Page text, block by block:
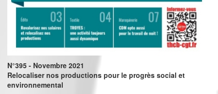
N°395 - Novembre 2021
Relocaliser nos productions pour le progrès social et
environnemental